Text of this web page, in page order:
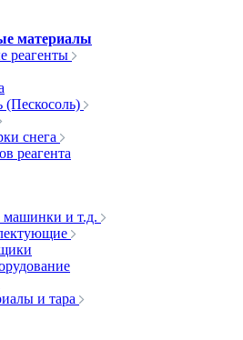
материалы
реагенты
(Пескосоль)
снега
реагента
и т.д.
и тара